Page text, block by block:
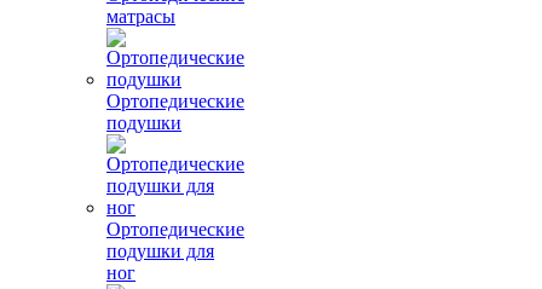
матрасы
Ортопедические
подушки
Ортопедические
подушки для
ног